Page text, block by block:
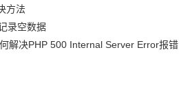
方法
录空数据
解决PHP 500 Internal Server Error报错